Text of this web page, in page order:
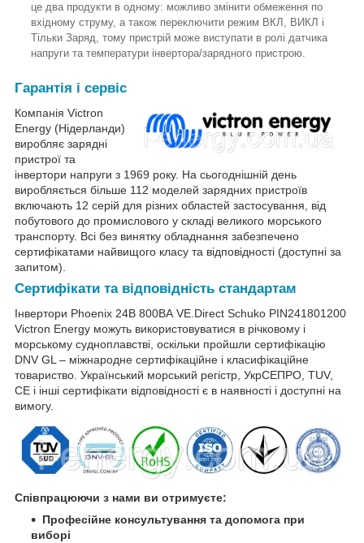
це два продукти в одному: можливо змінити обмеження по
вхідному струму, а також переключити режим ВКЛ, ВИКЛ і
Тільки Заряд, тому пристрій може виступати в ролі датчика
напруги та температури інвертора/зарядного пристрою.
Гарантія і сервіс
Компанія Victron
Energy (Нідерланди)
виробляє зарядні
пристрої та
інвертори напруги з 1969 року. На сьогоднішній день
виробляється більше 112 моделей зарядних пристроїв
включають 12 серій для різних областей застосування, від
побутового до промислового у складі великого морського
транспорту. Всі без винятку обладнання забезпечено
сертифікатами найвищого класу та відповідності (доступні за
запитом).
Сертифікати та відповідність стандартам
Інвертори Phoenix 24В 800ВА VE.Direct Schuko PIN241801200
Victron Energy можуть використовуватися в річковому і
морському судноплавстві, оскільки пройшли сертифікацію
DNV GL – міжнародне сертифікаційне і класифікаційне
товариство. Український морський регістр, УкрСЕПРО, TUV,
CE і інші сертифікати відповідності є в наявності і доступні на
вимогу.
Співпрацюючи з нами ви отримуєте:
Професійне консультування та допомога при
виборі